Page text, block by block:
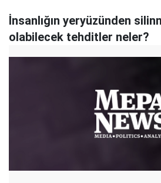
İnsanlığın yeryüzünden
olabilecek tehditler neler?